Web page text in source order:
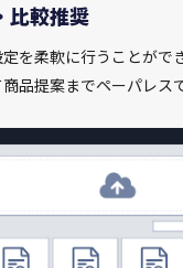
比較推奨
を柔軟に行うことがで
品提案までペーパレス